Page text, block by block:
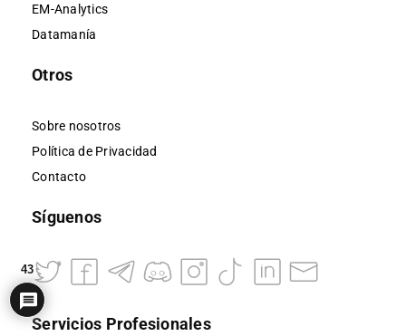
EM-Analytics
Datamanía
Otros
Sobre nosotros
Política de Privacidad
Contacto
Síguenos
Servicios Profesionales
43